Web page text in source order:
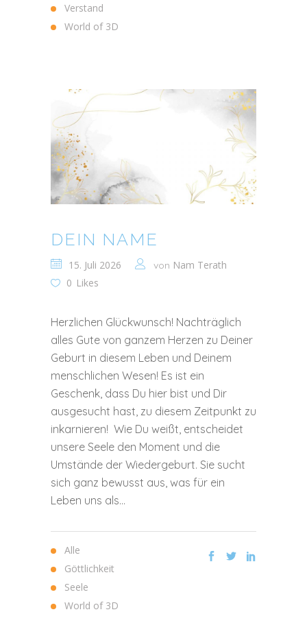
Verstand
World of 3D
DEIN NAME
15. Juli 2026 von Nam Terath
0 Likes
Herzlichen Glückwunsch! Nachträglich
alles Gute von ganzem Herzen zu Deiner
Geburt in diesem Leben und Deinem
menschlichen Wesen! Es ist ein
Geschenk, dass Du hier bist und Dir
ausgesucht hast, zu diesem Zeitpunkt zu
inkarnieren! Wie Du weißt, entscheidet
unsere Seele den Moment und die
Umstände der Wiedergeburt. Sie sucht
sich ganz bewusst aus, was für ein
Leben uns als...
Alle
Göttlichkeit
Seele
World of 3D